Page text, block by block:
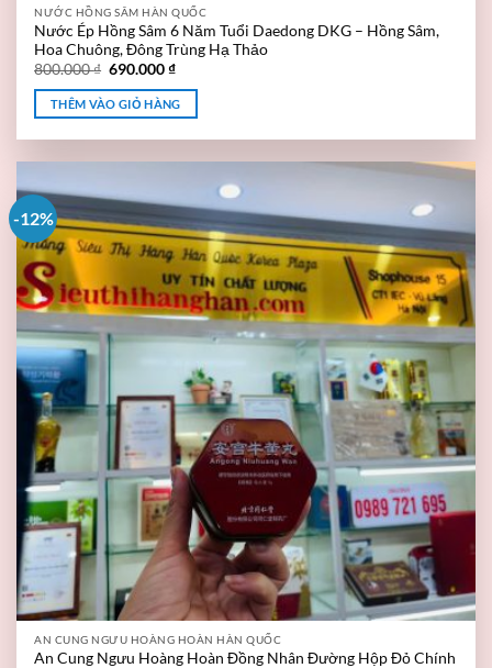
NƯỚC HỒNG SÂM HÀN QUỐC
Nước Ép Hồng Sâm 6 Năm Tuổi Daedong DKG – Hồng Sâm,
Hoa Chuông, Đông Trùng Hạ Thảo
800.000₫ 690.000₫
THÊM VÀO GIỎ HÀNG
-12%
AN CUNG NGƯU HOÀNG HOÀN HÀN QUỐC
An Cung Ngưu Hoàng Hoàn Đồng Nhân Đường Hộp Đỏ Chính